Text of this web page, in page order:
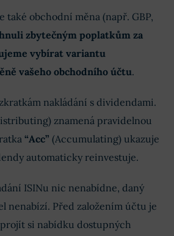
také obchodní měna (např. GBP,
zbytečným poplatkům za
vybírat variantu
vašeho obchodního účtu.
nakládání s dividendami.
znamená pravidelnou
“Acc” (Accumulating) ukazuje
automaticky reinvestuje.
ISINu nic nenabídne, daný
nenabízí. Před založením účtu je
si nabídku dostupných